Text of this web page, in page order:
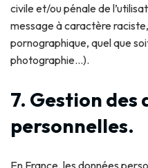
civile et/ou pénale de
message à caractère
pornographique, quel que
photographie…).
7. Gestion des
personnelles.